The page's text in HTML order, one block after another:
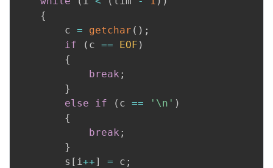
{
        c
= getchar ( ) ;
if
( c == EOF )
{
break ;
}
else
if ( c == '\n' )
{
break ;
}
        s
[ i ++] = c ;